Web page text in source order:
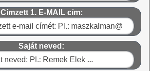
Címzett 1. E-MAIL cím:
Saját neved: